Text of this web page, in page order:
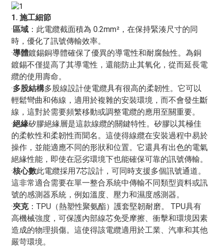
1. 施工細節
·區域：此電纜截面積為 0.2mm²，在保持緊湊尺寸的同
時，優化了訊號傳輸效率。
·導體鍍錫銅導體確保了優異的導電性和耐腐蝕性。為銅
鍍錫不僅提高了其導電性，還能防止其氧化，從而延長電
纜的使用壽命。
·多股結構多股線設計使電纜具有很高的柔韌性。它可以
輕鬆彎曲和佈線，適用於複雜的安裝環境，而不會發生斷
線，這對於需要頻繁移動或調整電纜的應用至關重要。
·絕緣矽膠絕緣層是這款線纜的關鍵特性。矽膠以其極佳
的柔軟性和柔韌性而聞名。這使得線纜在安裝過程中易於
操作，並能適應不同的形狀和位置。它還具有出色的電氣
絕緣性能，即使在惡劣環境下也能確保可靠的訊號傳輸。
·核心數此電纜採用7芯設計，可同時支援多個訊號通道。
這非常適合需要在單一整合系統中傳輸不同類型資料或訊
號的感測器系統，例如溫度、壓力和濕度感測器。
·夾克：TPU（熱塑性聚氨酯）護套堅韌耐磨。 TPU具有
高機械強度，可保護內部線芯免受摩擦、衝擊和環境因素
造成的物理損傷。這使得該電纜適用於工業、汽車和其他
嚴苛環境。